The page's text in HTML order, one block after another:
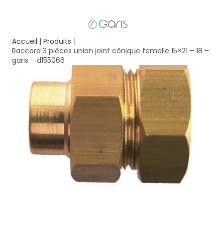
Accueil
Produits
Raccord 3 pièces union joint cônique femelle 15×21 – 18 –
garis – d155066